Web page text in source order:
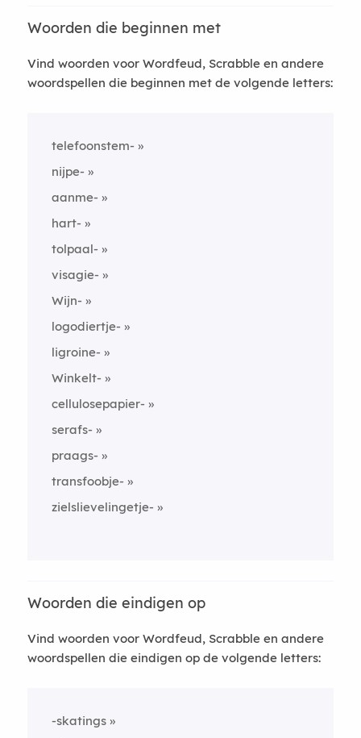
Woorden die beginnen met
Vind woorden voor Wordfeud, Scrabble en andere
woordspellen die beginnen met de volgende letters:
telefoonstem-
nijpe-
aanme-
hart-
tolpaal-
visagie-
Wijn-
logodiertje-
ligroine-
Winkelt-
cellulosepapier-
serafs-
praags-
transfoobje-
zielslievelingetje-
Woorden die eindigen op
Vind woorden voor Wordfeud, Scrabble en andere
woordspellen die eindigen op de volgende letters:
-skatings